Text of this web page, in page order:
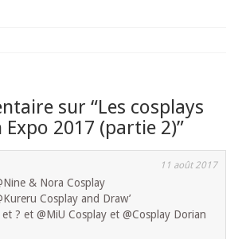
sur “Les cosplays
Expo 2017 (partie 2)”
11 août 2017
& Nora Cosplay
Cosplay and Draw’
? et @MiU Cosplay et @Cosplay Dorian